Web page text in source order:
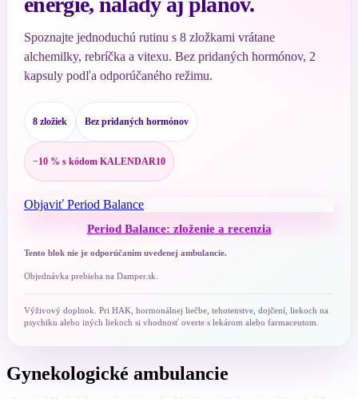
Spoznajte jednoduchú rutinu s 8 zložkami vrátane
alchemilky, rebríčka a vitexu. Bez pridaných hormónov, 2
kapsuly podľa odporúčaného režimu.
8 zložiek Bez pridaných hormónov
−10 % s kódom KALENDAR10
Objaviť Period Balance
Period Balance: zloženie a recenzia
Tento blok nie je odporúčaním uvedenej ambulancie.
Objednávka prebieha na Damper.sk.
Výživový doplnok. Pri HAK, hormonálnej liečbe, tehotenstve, dojčení, liekoch na
psychiku alebo iných liekoch si vhodnosť overte s lekárom alebo farmaceutom.
Gynekologické ambulancie